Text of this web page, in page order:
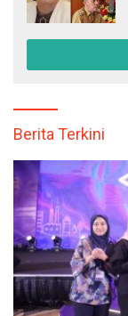
Berita Terkini